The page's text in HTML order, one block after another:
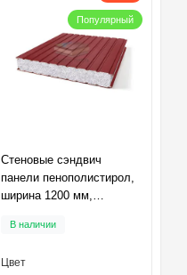
Популярный
Стеновые сэндвич
панели пенополистирол,
ширина 1200 мм,
В наличии
Цвет